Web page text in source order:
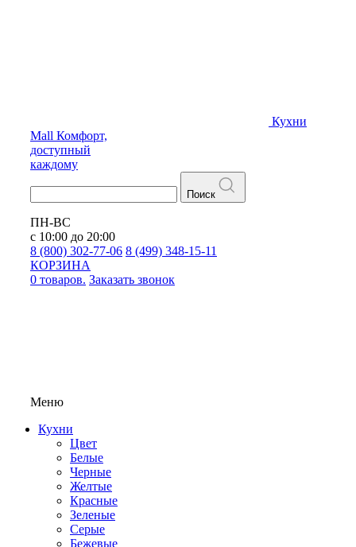
Кухни
Mall Комфорт,
доступный
каждому
Поиск
ПН-ВС
с 10:00 до 20:00
8 (800) 302-77-06 8 (499) 348-15-11
КОРЗИНА
0 товаров. Заказать звонок
Меню
Кухни
Цвет
Белые
Черные
Желтые
Красные
Зеленые
Серые
Бежевые